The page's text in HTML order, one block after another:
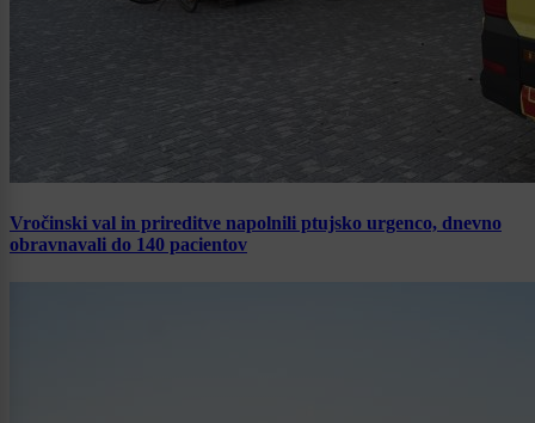
Vročinski val in prireditve napolnili ptujsko urgenco, dnevno
obravnavali do 140 pacientov